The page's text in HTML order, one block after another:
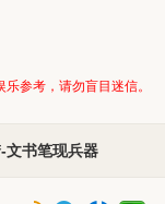
参考，请勿盲目迷信。
文书笔现兵器